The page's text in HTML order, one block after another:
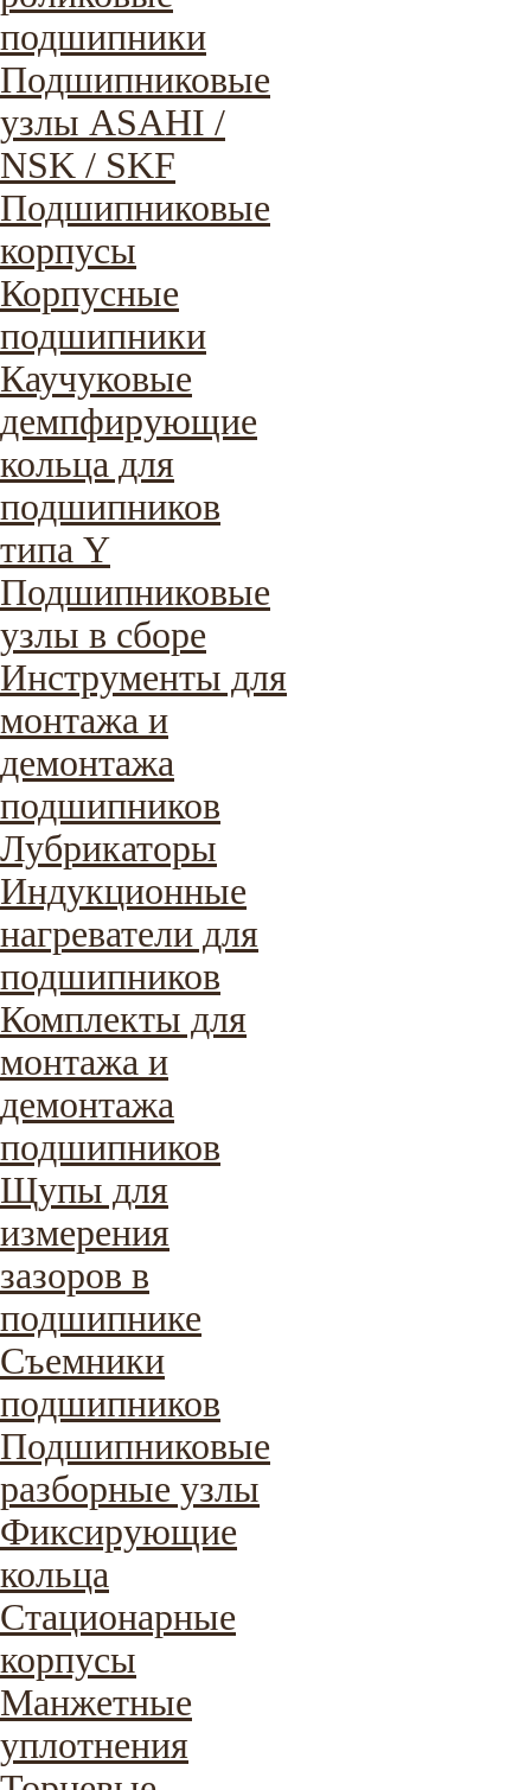
подшипники
Подшипниковые
узлы ASAHI /
NSK / SKF
Подшипниковые
корпусы
Корпусные
подшипники
Каучуковые
демпфирующие
кольца для
подшипников
типа Y
Подшипниковые
узлы в сборе
Инструменты для
монтажа и
демонтажа
подшипников
Лубрикаторы
Индукционные
нагреватели для
подшипников
Комплекты для
монтажа и
демонтажа
подшипников
Щупы для
измерения
зазоров в
подшипнике
Съемники
подшипников
Подшипниковые
разборные узлы
Фиксирующие
кольца
Стационарные
корпусы
Манжетные
уплотнения